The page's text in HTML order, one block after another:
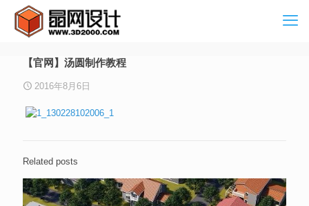
【官网】汤圆制作教程
2016年8月6日
Related posts